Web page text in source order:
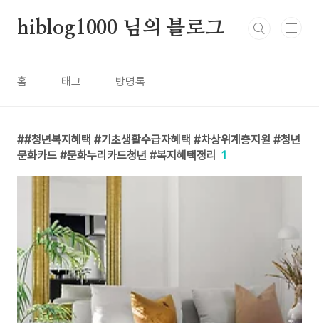
hiblog1000 님의 블로그
홈 태그 방명록
#청년복지혜택 #기초생활수급자혜택 #차상위계층지원 #청년
문화카드 #문화누리카드청년 #복지혜택정리 1